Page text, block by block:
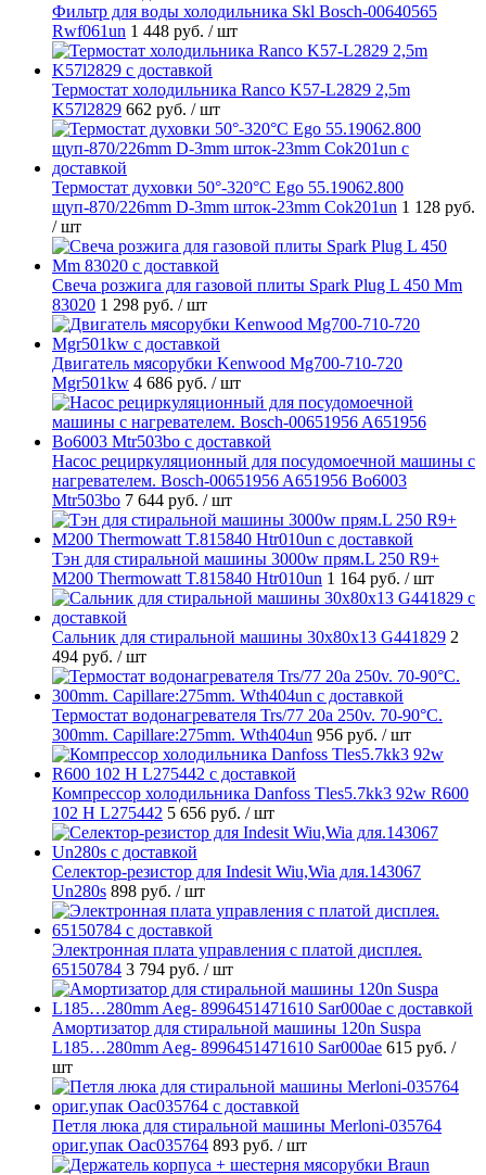
Фильтр для воды холодильника Skl Bosch-00640565
Rwf061un 1 448 руб. / шт
Термостат холодильника Ranco K57-L2829 2,5m
K57l2829 662 руб. / шт
Термостат духовки 50°-320°C Ego 55.19062.800
щуп-870/226mm D-3mm шток-23mm Cok201un 1 128 руб.
/ шт
Свеча розжига для газовой плиты Spark Plug L 450 Mm
83020 1 298 руб. / шт
Двигатель мясорубки Kenwood Mg700-710-720
Mgr501kw 4 686 руб. / шт
Насос рециркуляционный для посудомоечной машины с
нагревателем. Bosch-00651956 A651956 Bo6003
Mtr503bo 7 644 руб. / шт
Тэн для стиральной машины 3000w прям.L 250 R9+
M200 Thermowatt T.815840 Htr010un 1 164 руб. / шт
Cальник для стиральной машины 30x80x13 G441829 2
494 руб. / шт
Термостат водонагревателя Trs/77 20a 250v. 70-90°C.
300mm. Capillare:275mm. Wth404un 956 руб. / шт
Компрессор холодильника Danfoss Tles5.7kk3 92w R600
102 H L275442 5 656 руб. / шт
Селектор-резистор для Indesit Wiu,Wia для.143067
Un280s 898 руб. / шт
Электронная плата управления с платой дисплея.
65150784 3 794 руб. / шт
Амортизатор для стиральной машины 120n Suspa
L185…280mm Aeg- 8996451471610 Sar000ae 615 руб. /
шт
Петля люка для стиральной машины Merloni-035764
ориг.упак Oac035764 893 руб. / шт